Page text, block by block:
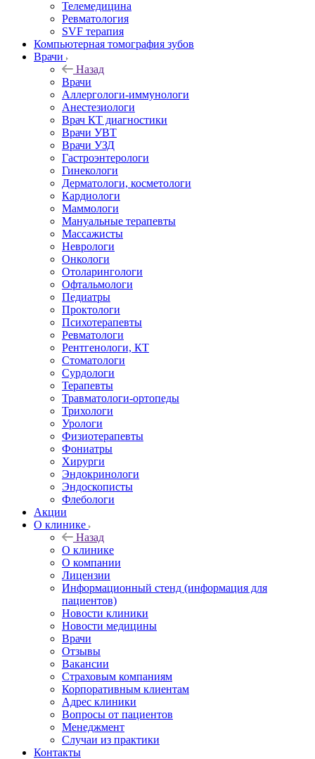
Телемедицина
Ревматология
SVF терапия
Компьютерная томография зубов
Врачи
Назад
Врачи
Аллергологи-иммунологи
Анестезиологи
Врач КТ диагностики
Врачи УВТ
Врачи УЗД
Гастроэнтерологи
Гинекологи
Дерматологи, косметологи
Кардиологи
Маммологи
Мануальные терапевты
Массажисты
Неврологи
Онкологи
Отоларингологи
Офтальмологи
Педиатры
Проктологи
Психотерапевты
Ревматологи
Рентгенологи, КТ
Стоматологи
Сурдологи
Терапевты
Травматологи-ортопеды
Трихологи
Урологи
Физиотерапевты
Фониатры
Хирурги
Эндокринологи
Эндоскописты
Флебологи
Акции
О клинике
Назад
О клинике
О компании
Лицензии
Информационный стенд (информация для
пациентов)
Новости клиники
Новости медицины
Врачи
Отзывы
Вакансии
Страховым компаниям
Корпоративным клиентам
Адрес клиники
Вопросы от пациентов
Менеджмент
Случаи из практики
Контакты